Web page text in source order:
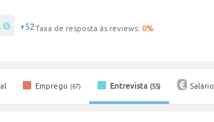
+52Taxa de resposta às reviews: 0%
Emprego (67) Entrevista (55) Salário